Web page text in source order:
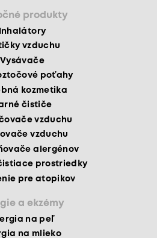
produkty
Inhalátory
vzduchu
Vysávače
poťahy
kozmetika
čističe
vzduchu
vzduchu
alergénov
prostriedky
pre atopikov
a ekzémy
na peľ
na mlieko